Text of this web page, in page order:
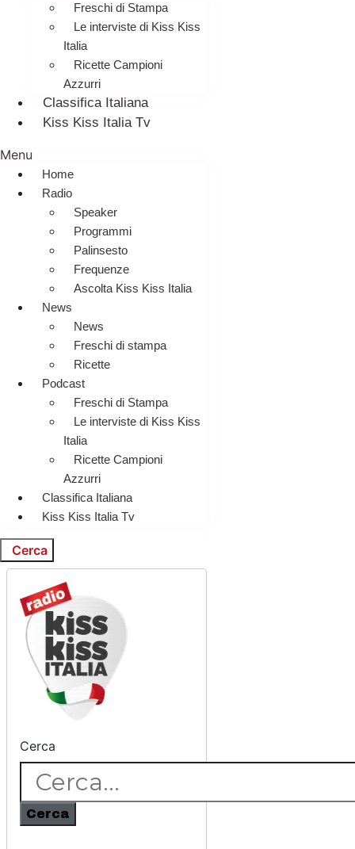
Freschi di Stampa
Le interviste di Kiss Kiss
Italia
Ricette Campioni
Azzurri
Classifica Italiana
Kiss Kiss Italia Tv
Menu
Home
Radio
Speaker
Programmi
Palinsesto
Frequenze
Ascolta Kiss Kiss Italia
News
News
Freschi di stampa
Ricette
Podcast
Freschi di Stampa
Le interviste di Kiss Kiss
Italia
Ricette Campioni
Azzurri
Classifica Italiana
Kiss Kiss Italia Tv
Cerca
Cerca
Cerca